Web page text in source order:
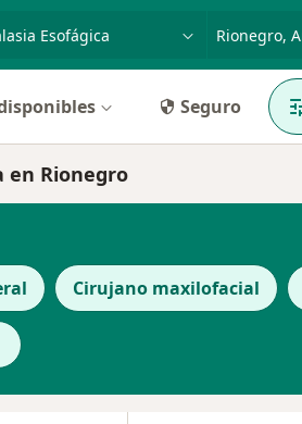
enfermedad o nombre
Seguro
en Rionegro
Cirujano maxilofacial